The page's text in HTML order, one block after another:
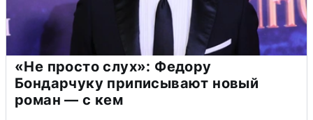
«Не просто слух»: Федору
Бондарчуку приписывают новый
роман — с кем